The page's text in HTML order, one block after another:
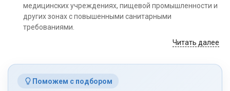
медицинских учреждениях, пищевой промышленности и
других зонах с повышенными санитарными
требованиями.
Автоматические (сенсорные). Работают по принципу
поднесении руки. Подходят для помещений с высокими
санитарными требованиями: больницы, пищевые
производства, учебные заведения. Обеспечивают
Читать далее
Поможем с подбором